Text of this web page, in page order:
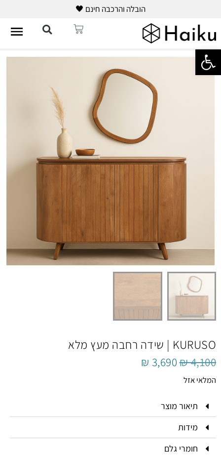
הובלה והרכבה חינם 🖤
KURUSO | שידה רחבה מעץ מלא
₪4,100
₪ 3,690
המלאי אזל
תיאור מוצר
מידות
חומרי גלם
פתח סרגל נגישות